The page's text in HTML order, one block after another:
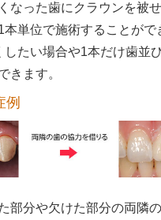
なった歯にクラウンを被
単位で施術することがで
したい場合や1本だけ歯並
きます。
例
部分や欠けた部分の両隣の